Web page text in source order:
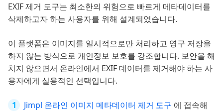
EXIF 제거 도구는 최소한의 위험으로 빠르게 메타데이터를
삭제하고자 하는 사용자를 위해 설계되었습니다.
이 플랫폼은 이미지를 일시적으로만 처리하고 영구 저장을
하지 않는 방식으로 개인정보 보호를 강조합니다. 보안을 해
치지 않으면서 온라인에서 EXIF 데이터를 제거해야 하는 사
용자에게 실용적인 선택입니다.
Jimpl 온라인 이미지 메타데이터 제거 도구 에 접속해